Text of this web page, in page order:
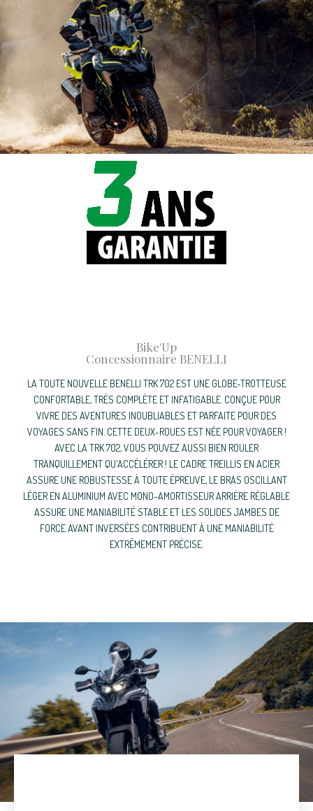
Bike'Up
Concessionnaire BENELLI
LA TOUTE NOUVELLE BENELLI TRK 702 EST UNE GLOBE-TROTTEUSE
CONFORTABLE, TRÈS COMPLÈTE ET INFATIGABLE. CONÇUE POUR
VIVRE DES AVENTURES INOUBLIABLES ET PARFAITE POUR DES
VOYAGES SANS FIN. CETTE DEUX-ROUES EST NÉE POUR VOYAGER !
AVEC LA TRK 702, VOUS POUVEZ AUSSI BIEN ROULER
TRANQUILLEMENT QU'ACCÉLÉRER ! LE CADRE TREILLIS EN ACIER
ASSURE UNE ROBUSTESSE À TOUTE ÉPREUVE, LE BRAS OSCILLANT
LÉGER EN ALUMINIUM AVEC MONO-AMORTISSEUR ARRIÈRE RÉGLABLE
ASSURE UNE MANIABILITÉ STABLE ET LES SOLIDES JAMBES DE
FORCE AVANT INVERSÉES CONTRIBUENT À UNE MANIABILITÉ
EXTRÊMEMENT PRÉCISE.